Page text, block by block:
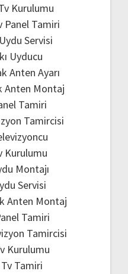
Kurulumu
Panel Tamiri
Servisi
Uyducu
Anten Ayarı
Anten Montaj
Tamiri
Tamircisi
Kurulumu
Montajı
Servisi
Anten Montaj
Tamiri
Tamircisi
Kurulumu
Tamiri